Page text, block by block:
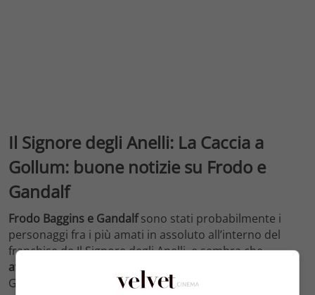
Il Signore degli Anelli: La Caccia a
Gollum: buone notizie su Frodo e
Gandalf
Frodo Baggins e Gandalfsono stati probabilmente i
personaggi fra i più amati in assoluto all’interno del
franchise de Il Signore degli Anelli, e sembra che
avranno un ruolo anche nel nuovo film
Gollum. Per quanto il nuovo film sia ancora avvolto da